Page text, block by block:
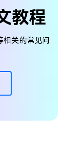
教程
相关的常见问